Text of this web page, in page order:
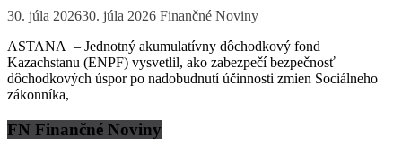
30. júla 202630. júla 2026 Finančné Noviny
ASTANA – Jednotný akumulatívny dôchodkový fond
Kazachstanu (ENPF) vysvetlil, ako zabezpečí bezpečnosť
dôchodkových úspor po nadobudnutí účinnosti zmien Sociálneho
zákonníka,
FN Finančné Noviny